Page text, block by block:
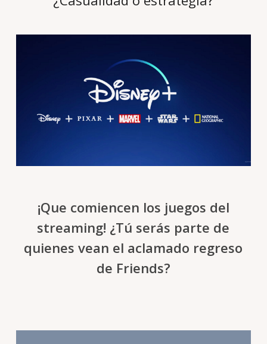
¡Que comiencen los juegos del
streaming! ¿Tú serás parte de
quienes vean el aclamado regreso
de Friends?